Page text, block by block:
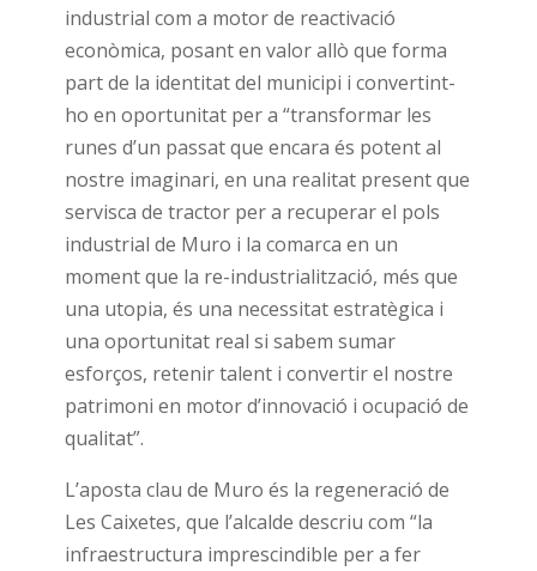
industrial com a motor de reactivació
econòmica, posant en valor allò que forma
part de la identitat del municipi i convertint-
ho en oportunitat per a “transformar les
runes d’un passat que encara és potent al
nostre imaginari, en una realitat present que
servisca de tractor per a recuperar el pols
industrial de Muro i la comarca en un
moment que la re-industrialització, més que
una utopia, és una necessitat estratègica i
una oportunitat real si sabem sumar
esforços, retenir talent i convertir el nostre
patrimoni en motor d’innovació i ocupació de
qualitat”.
L’aposta clau de Muro és la regeneració de
Les Caixetes, que l’alcalde descriu com “la
infraestructura imprescindible per a fer